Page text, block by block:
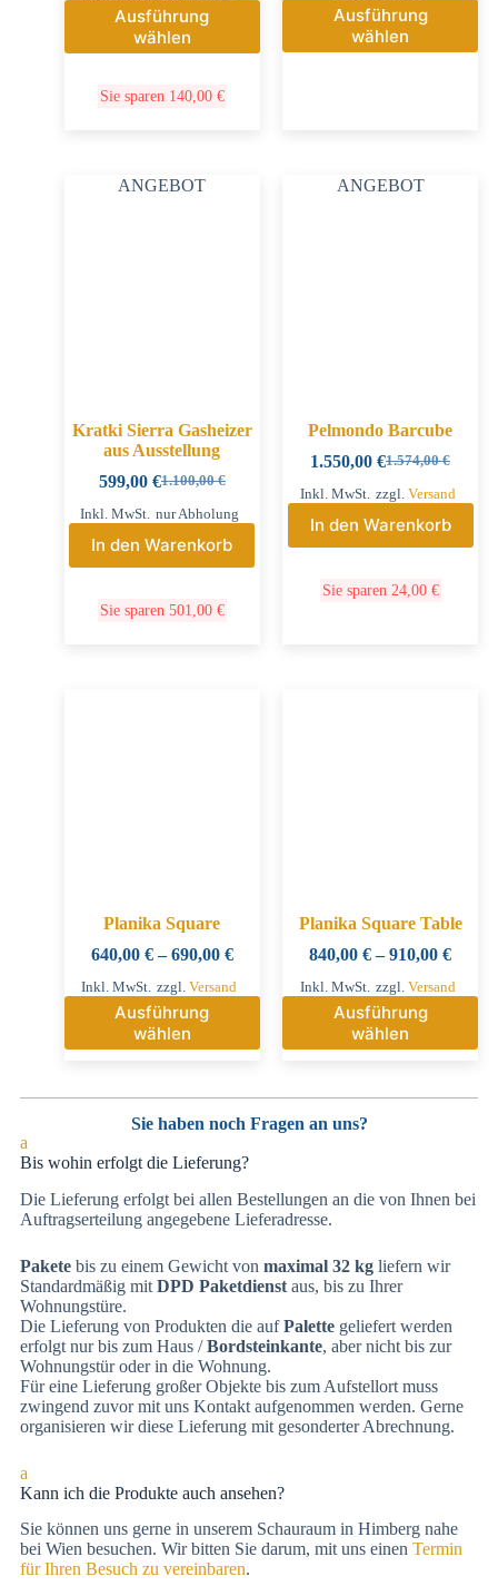
Ausführung
wählen
Sie sparen 140,00 €
Ausführung
wählen
ANGEBOT
Kratki Sierra Gasheizer
aus Ausstellung
1.100,00€
599,00 €
Inkl. MwSt. nur Abholung
In den Warenkorb
Sie sparen 501,00 €
ANGEBOT
Pelmondo Barcube
1.574,00€
1.550,00€
Inkl. MwSt. zzgl. Versand
In den Warenkorb
Sie sparen 24,00 €
Planika Square
640,00 € –690,00 €
Inkl. MwSt. zzgl.Versand
Ausführung
wählen
Planika Square Table
840,00€ –910,00€
Inkl. MwSt. zzgl. Versand
Ausführung
wählen
Sie haben noch Fragen an uns?
a
Bis wohin erfolgt die Lieferung?
Die Lieferung erfolgt bei allen Bestellungen an die von Ihnen bei
Auftragserteilung angegebene Lieferadresse.
Paketebis zu einem Gewicht von maximal 32 kgliefern wir
Standardmäßig mitDPD Paketdienstaus, bis zu Ihrer
Wohnungstüre.
Die Lieferung von Produkten die aufPalette geliefert werden
erfolgt nur bis zum Haus /Bordsteinkante, aber nicht bis zur
Wohnungstür oder in die Wohnung.
Für eine Lieferung großer Objekte bis zum Aufstellort muss
zwingend zuvor mit uns Kontakt aufgenommen werden. Gerne
organisieren wir diese Lieferung mit gesonderter Abrechnung.
a
Kann ich die Produkte auch ansehen?
Sie können uns gerne in unserem Schauraum in Himberg nahe
bei Wien besuchen. Wir bitten Sie darum, mit uns einen Termin
für Ihren Besuch zu vereinbaren.